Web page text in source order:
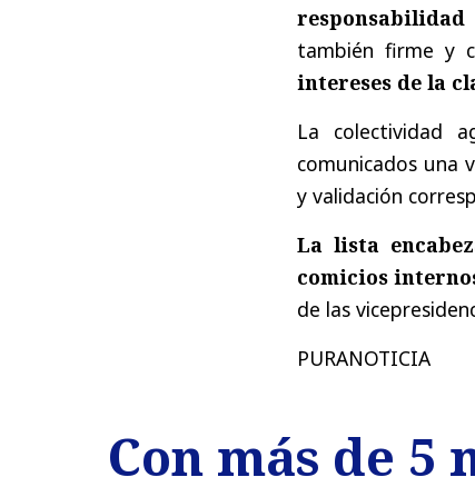
también firme y
intereses de la
La colectividad
comunicados una
y validación
La lista
comicios
de las
PURANOTICIA
Con más de